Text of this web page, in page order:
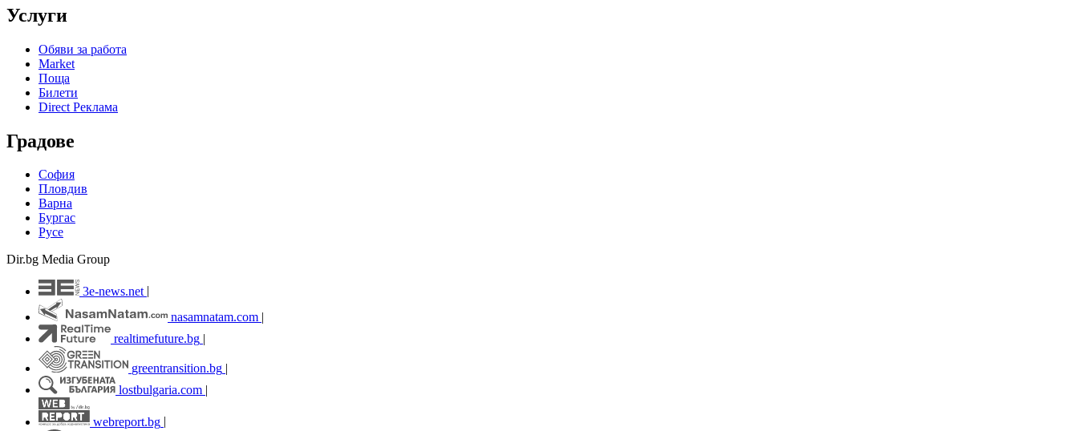
Услуги
Обяви за работа
Market
Поща
Билети
Direct Реклама
Градове
София
Пловдив
Варна
Бургас
Русе
Dir.bg Media Group
3e-news.net
nasamnatam.com |
realtimefuture.bg |
greentransition.bg |
lostbulgaria.com |
webreport.bg